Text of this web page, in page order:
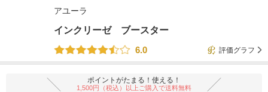
アユーラ
インクリーゼ ブースター
6.0
評価グラフ
ポイントがたまる！使える！
1,500円（税込）以上ご購入で送料無料